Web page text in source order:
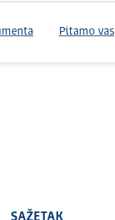
Pitamo vas
SAŽETAK